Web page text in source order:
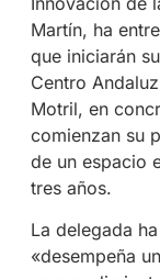
Martín, ha
que iniciarán
Centro
Motril, en
comienzan su
de un espacio
tres años.
La delegada
«desempeña